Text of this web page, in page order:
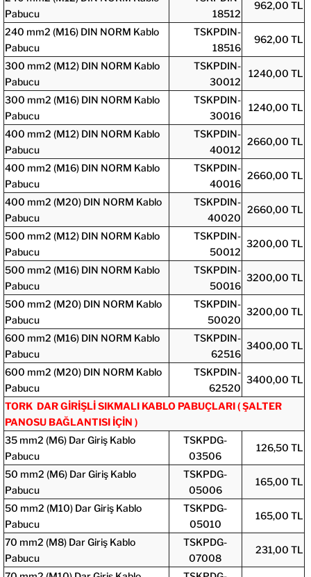
Pabucu
18512
962,00 TL
240 mm2 (M16) DIN NORM Kablo
Pabucu
TSKPDIN-
18516
962,00 TL
300 mm2 (M12) DIN NORM Kablo
Pabucu
TSKPDIN-
30012
1240,00 TL
300 mm2 (M16) DIN NORM Kablo
Pabucu
TSKPDIN-
30016
1240,00 TL
400 mm2 (M12) DIN NORM Kablo
Pabucu
TSKPDIN-
40012
2660,00 TL
400 mm2 (M16) DIN NORM Kablo
Pabucu
TSKPDIN-
40016
2660,00 TL
400 mm2 (M20) DIN NORM Kablo
Pabucu
TSKPDIN-
40020
2660,00 TL
500 mm2 (M12) DIN NORM Kablo
Pabucu
TSKPDIN-
50012
3200,00 TL
500 mm2 (M16) DIN NORM Kablo
Pabucu
TSKPDIN-
50016
3200,00 TL
500 mm2 (M20) DIN NORM Kablo
Pabucu
TSKPDIN-
50020
3200,00 TL
600 mm2 (M16) DIN NORM Kablo
Pabucu
TSKPDIN-
62516
3400,00 TL
600 mm2 (M20) DIN NORM Kablo
Pabucu
TSKPDIN-
62520
3400,00 TL
TORK DAR GİRİŞLİ SIKMALI KABLO PABUÇLARI ( ŞALTER
PANOSU BAĞLANTISI İÇİN )
35 mm2 (M6) Dar Giriş Kablo
Pabucu
TSKPDG-
03506
126,50 TL
50 mm2 (M6) Dar Giriş Kablo
Pabucu
TSKPDG-
05006
165,00 TL
50 mm2 (M10) Dar Giriş Kablo
Pabucu
TSKPDG-
05010
165,00 TL
70 mm2 (M8) Dar Giriş Kablo
Pabucu
TSKPDG-
07008
231,00 TL